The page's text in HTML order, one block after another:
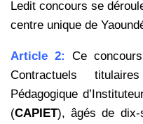
Ledit concours se
centre unique de
Article 2:
Ce
Contractuels
Pédagogique
(CAPIET), âgés de